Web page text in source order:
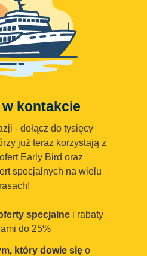
kontakcie
- dołącz do tysięcy
już teraz korzystają z
Early Bird oraz
specjalnych na wielu
specjalne i rabaty
do 25%
który dowie się o